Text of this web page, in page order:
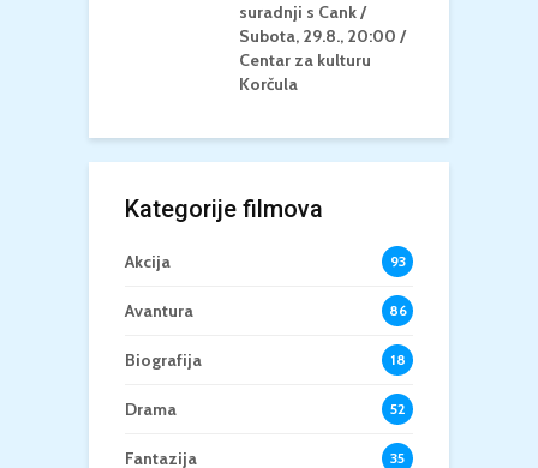
suradnji s Cank /
Subota, 29.8., 20:00 /
Centar za kulturu
Korčula
Kategorije filmova
Akcija 93
Avantura 86
Biografija 18
Drama 52
Fantazija 35